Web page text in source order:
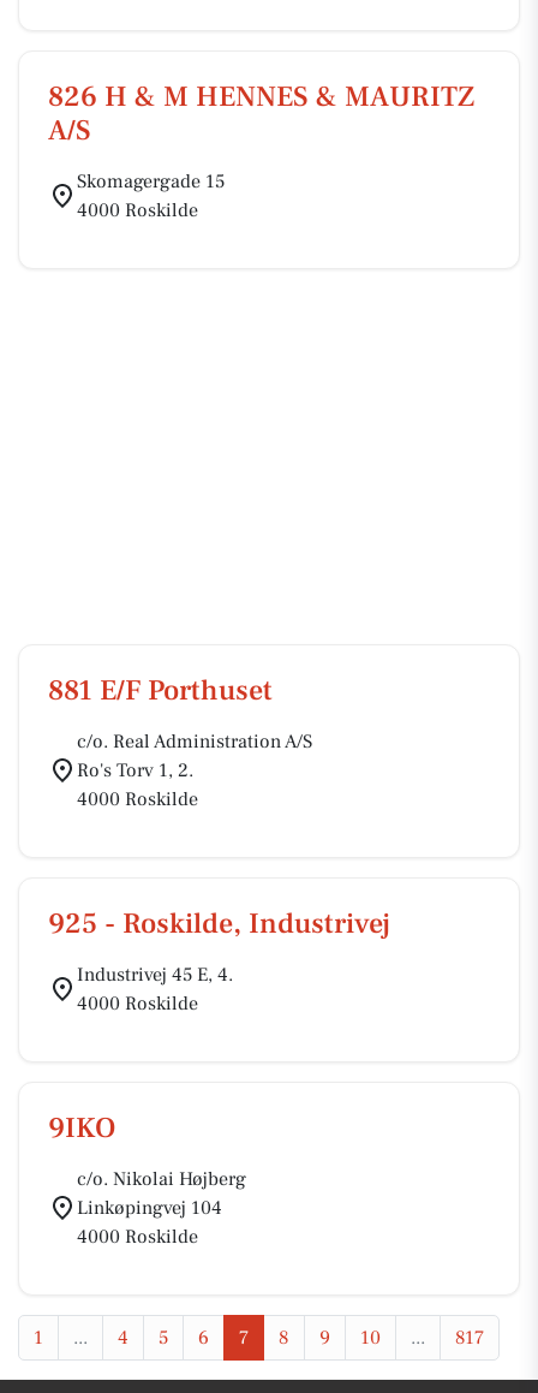
826 H & M HENNES & MAURITZ
A/S
Skomagergade 15
4000 Roskilde
881 E/F Porthuset
c/o. Real Administration A/S
Ro's Torv 1, 2.
4000 Roskilde
925 - Roskilde, Industrivej
Industrivej 45 E, 4.
4000 Roskilde
9IKO
c/o. Nikolai Højberg
Linkøpingvej 104
4000 Roskilde
1 ... 4 5 6 7 8 9 10 ... 817